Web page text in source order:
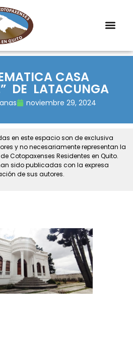
CASA
DE LATACUNGA
noviembre 29, 2024
en este espacio son de exclusiva
y no necesariamente representan la
Cotopaxenses Residentes en Quito.
sido publicadas con la expresa
de sus autores.